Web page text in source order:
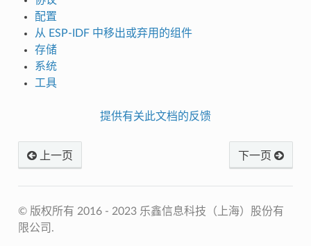
配置
从 ESP-IDF 中移出或弃用的组件
存储
系统
工具
提供有关此文档的反馈
上一页 下一页
© 版权所有 2016 - 2023 乐鑫信息科技（上海）股份有
限公司.